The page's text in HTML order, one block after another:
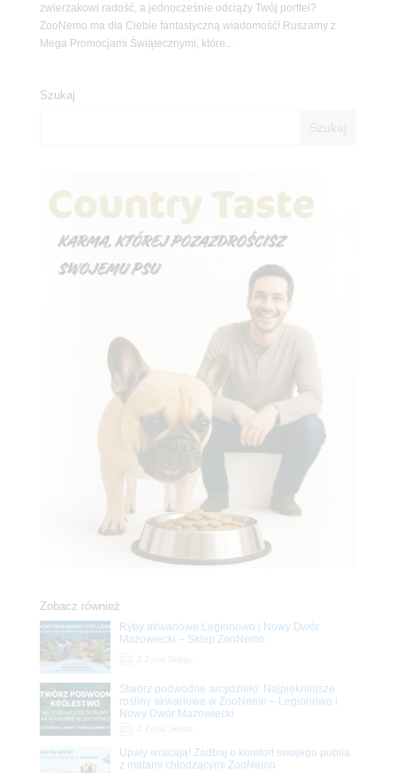
zwierzakowi radość, a jednocześnie odciąży Twój portfel?
ZooNemo ma dla Ciebie fantastyczną wiadomość! Ruszamy z
Mega Promocjami Świątecznymi, które...
Szukaj
Zobacz również
Ryby akwariowe Legionowo i Nowy Dwór
Mazowiecki – Sklep ZooNemo
Stwórz podwodne arcydzieło: Najpiękniejsze
rośliny akwariowe w ZooNemo – Legionowo i
Nowy Dwór Mazowiecki
Upały wracają! Zadbaj o komfort swojego pupila
z matami chłodzącymi ZooNemo